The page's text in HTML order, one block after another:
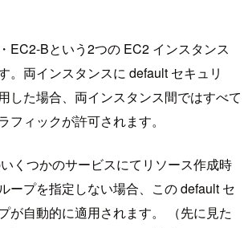
EC2-Bという2つの EC2 インスタンス
。両インスタンスに default セキュリ
した場合、両インスタンス間ではすべて
フィックが許可されます。
くつかのサービスにてリソース作成時
ープを指定しない場合、この default セ
が自動的に適用されます。 （先に見た